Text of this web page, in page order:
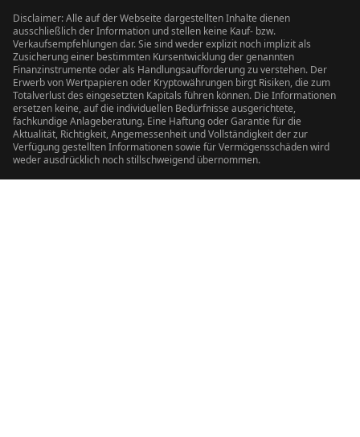
Disclaimer: Alle auf der Webseite dargestellten Inhalte dienen
ausschließlich der Information und stellen keine Kauf- bzw.
Verkaufsempfehlungen dar. Sie sind weder explizit noch implizit als
Zusicherung einer bestimmten Kursentwicklung der genannten
Finanzinstrumente oder als Handlungsaufforderung zu verstehen. Der
Erwerb von Wertpapieren oder Kryptowährungen birgt Risiken, die zum
Totalverlust des eingesetzten Kapitals führen können. Die Informationen
ersetzen keine, auf die individuellen Bedürfnisse ausgerichtete,
fachkundige Anlageberatung. Eine Haftung oder Garantie für die
Aktualität, Richtigkeit, Angemessenheit und Vollständigkeit der zur
Verfügung gestellten Informationen sowie für Vermögensschäden wird
weder ausdrücklich noch stillschweigend übernommen.